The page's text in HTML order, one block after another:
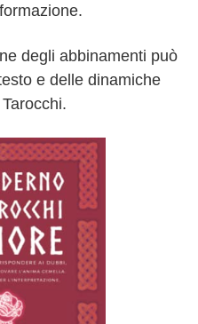
degli abbinamenti può
e delle dinamiche